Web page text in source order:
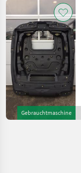
Gebrauchtmaschine